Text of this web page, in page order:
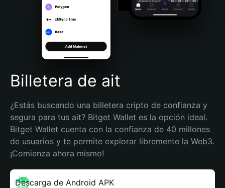
Português (Brasil)
Español (Argentina)
Billetera de ait
¿Estás buscando una billetera cripto de confianza y
segura para tus ait? Bitget Wallet es la opción ideal.
Bitget Wallet cuenta con la confianza de 40 millones
de usuarios y te permite explorar libremente la Web3.
¡Comienza ahora mismo!
Descarga de Android APK